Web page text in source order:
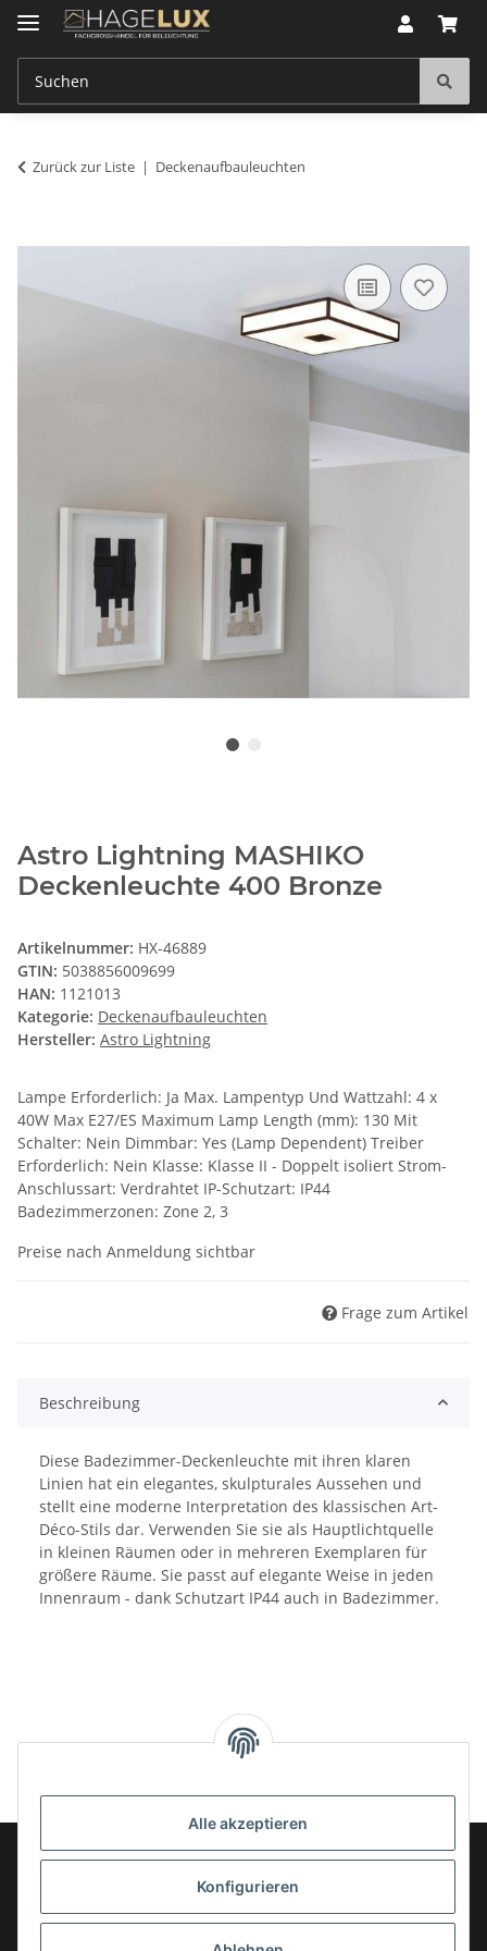
Alle akzeptieren
Konfigurieren
Zurück zur Liste Deckenaufbauleuchten
Astro Lightning MASHIKO
Deckenleuchte 400 Bronze
Artikelnummer: HX-46889
GTIN: 5038856009699
HAN: 1121013
Kategorie: Deckenaufbauleuchten
Hersteller: Astro Lightning
Lampe Erforderlich: Ja Max. Lampentyp Und Wattzahl: 4 x
40W Max E27/ES Maximum Lamp Length (mm): 130 Mit
Schalter: Nein Dimmbar: Yes (Lamp Dependent) Treiber
Erforderlich: Nein Klasse: Klasse II - Doppelt isoliert Strom-
Anschlussart: Verdrahtet IP-Schutzart: IP44
Badezimmerzonen: Zone 2, 3
Preise nach Anmeldung sichtbar
Frage zum Artikel
Beschreibung
Diese Badezimmer-Deckenleuchte mit ihren klaren
Linien hat ein elegantes, skulpturales Aussehen und
stellt eine moderne Interpretation des klassischen Art-
Déco-Stils dar. Verwenden Sie sie als Hauptlichtquelle
in kleinen Räumen oder in mehreren Exemplaren für
größere Räume. Sie passt auf elegante Weise in jeden
Innenraum - dank Schutzart IP44 auch in Badezimmer.